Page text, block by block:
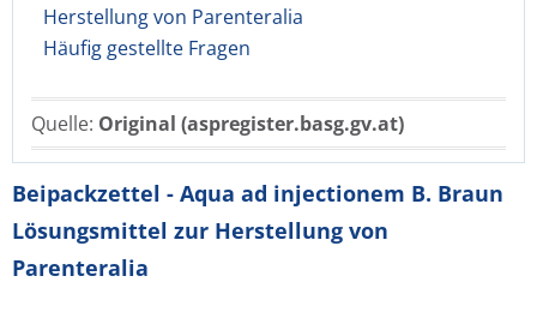
Herstellung von Parenteralia
Häufig gestellte Fragen
Quelle: Original (aspregister.basg.gv.at)
Beipackzettel - Aqua ad injectionem B. Braun
Lösungsmittel zur Herstellung von
Parenteralia